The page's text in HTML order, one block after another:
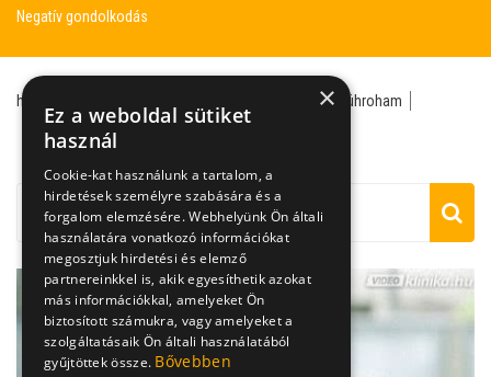
Negatív gondolkodás
hisztéria önbizalomhiány
dühroham
negatív gondolkodás
önbizalom fejlesztése
párkapcsolati probléma
×
Ez a weboldal sütiket
használ
Cookie-kat használunk a tartalom, a
hirdetések személyre szabására és a
forgalom elemzésére. Webhelyünk Ön általi
használatára vonatkozó információkat
megosztjuk hirdetési és elemző
partnereinkkel is, akik egyesíthetik azokat
más információkkal, amelyeket Ön
biztosított számukra, vagy amelyeket a
szolgáltatásaik Ön általi használatából
gyűjtöttek össze. Bővebben